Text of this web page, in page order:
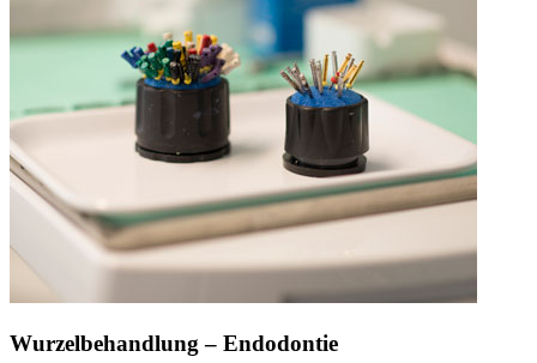
Wurzelbehandlung – Endodontie